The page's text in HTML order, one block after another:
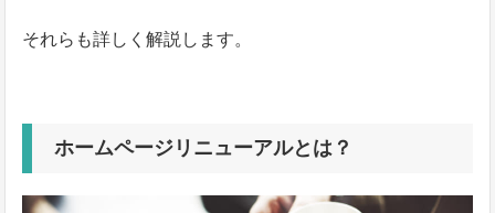
それらも詳しく解説します。
ホームページリニューアルとは？